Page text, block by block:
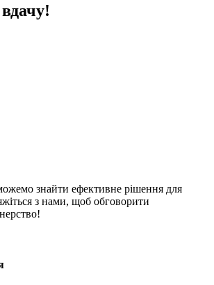
знайти ефективне рішення для
з нами, щоб обговорити